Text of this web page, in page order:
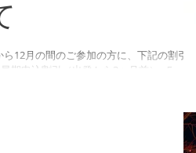
12月の間のご参加の方に、下記の割引が
早期申込割引（出発から3ヶ月前） -５，０